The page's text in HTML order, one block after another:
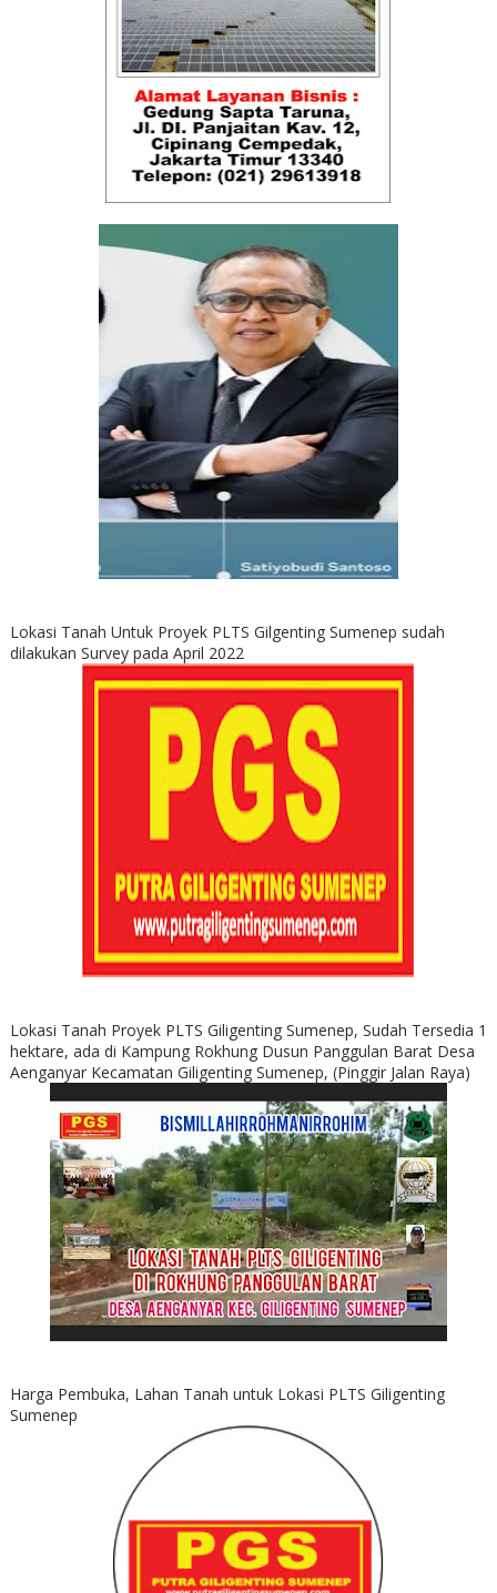
Lokasi Tanah Untuk Proyek PLTS Gilgenting Sumenep sudah
dilakukan Survey pada April 2022
Lokasi Tanah Proyek PLTS Giligenting Sumenep, Sudah Tersedia 1
hektare, ada di Kampung Rokhung Dusun Panggulan Barat Desa
Aenganyar Kecamatan Giligenting Sumenep, (Pinggir Jalan Raya)
Harga Pembuka, Lahan Tanah untuk Lokasi PLTS Giligenting
Sumenep